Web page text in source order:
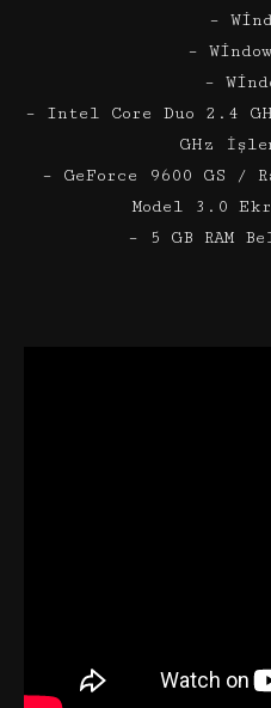
–
–
–
– Intel Core Duo 2.4
GHz
– GeForce 9600 GS /
Model 3.0
– 5 GB RAM